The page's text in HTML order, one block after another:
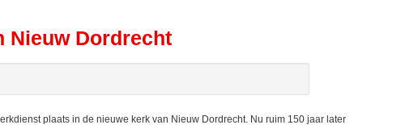
Nieuw Dordrecht
plaats in de nieuwe kerk van Nieuw Dordrecht. Nu ruim 150 jaar later